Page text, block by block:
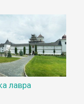
лавра